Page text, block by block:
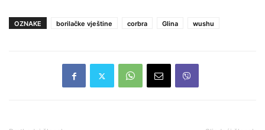
OZNAKE borilačke vještine corbra Glina wushu